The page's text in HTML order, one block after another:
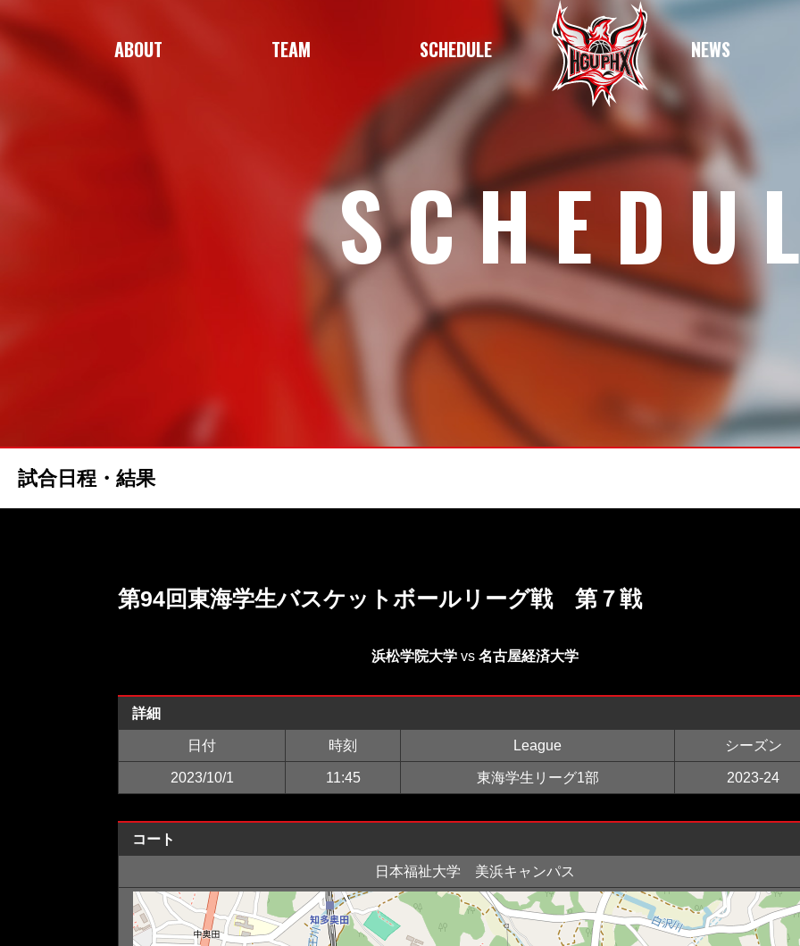
ABOUT TEAM SCHEDULE NEWS
試合日程・結果
第94回東海学生バスケットボールリーグ戦 第７戦
浜松学院大学 vs 名古屋経済大学
詳細
日付 時刻 League シーズン
2023/10/1 11:45 東海学生リーグ1部 2023-24
コート
日本福祉大学 美浜キャンパス